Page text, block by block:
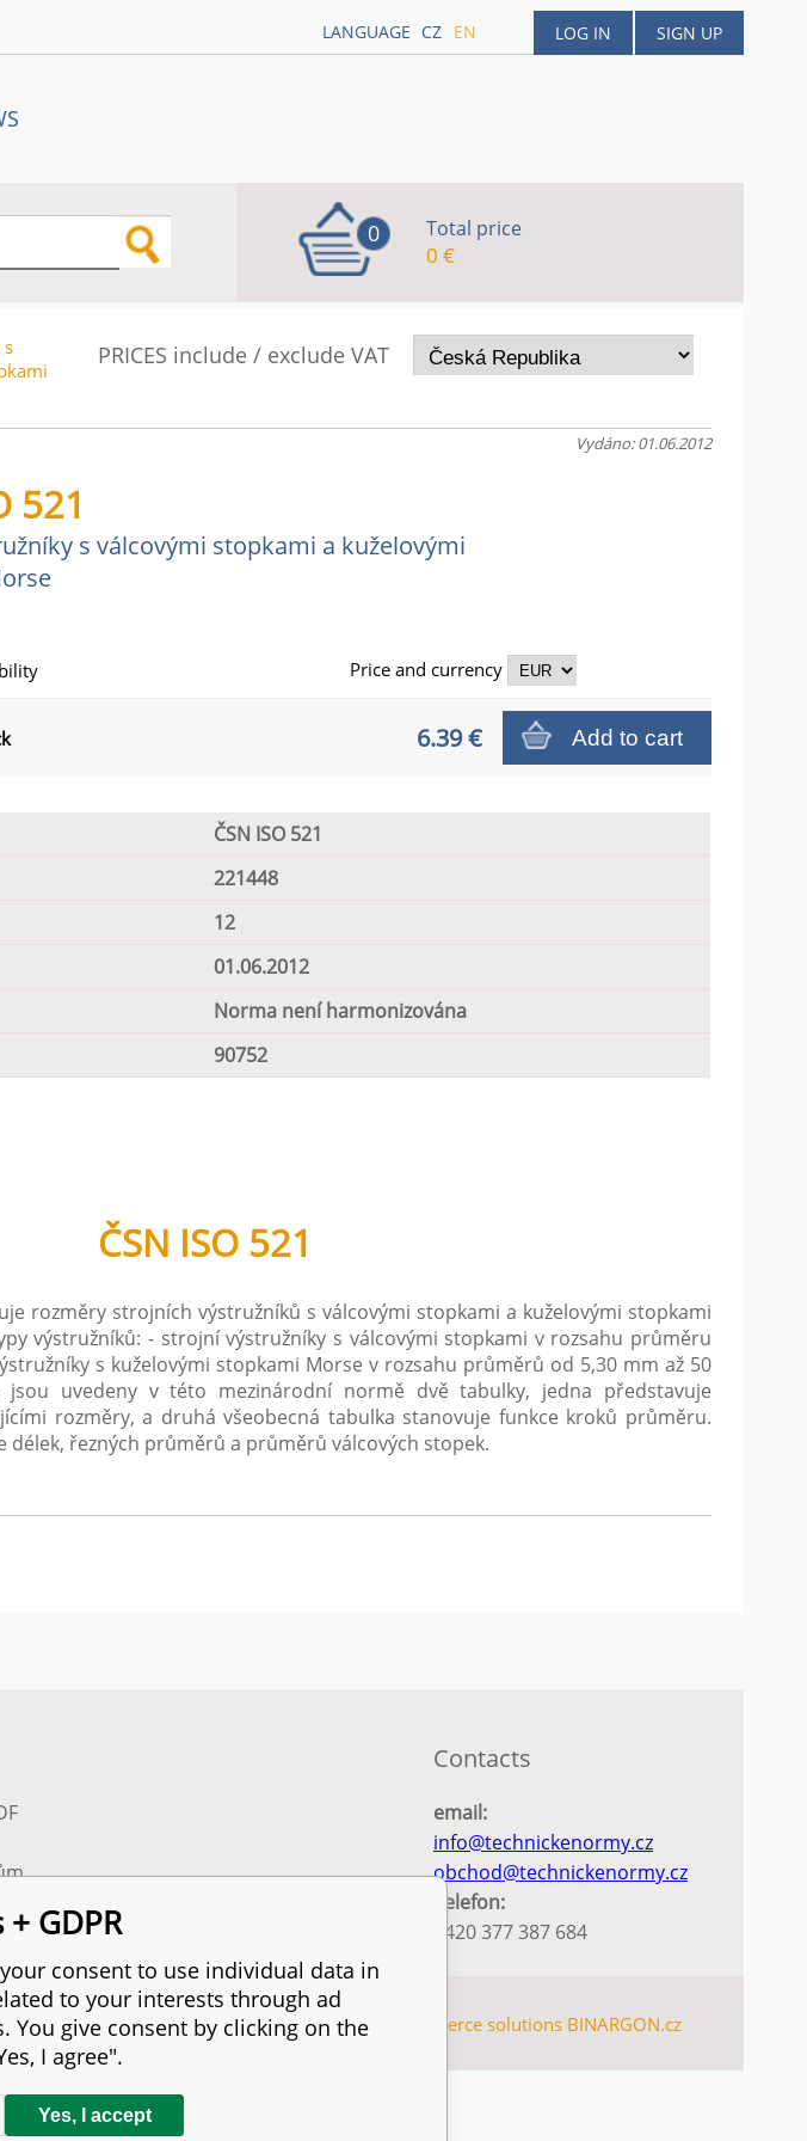
LOG IN SIGN UP
LANGUAGE CZ EN
0 Total price
0 €
PRICES include / exclude VAT
s
Vydáno: 01.06.2012
521
s válcovými stopkami a kuželovými
Price and currency
6.39 € Add to cart
ČSN ISO 521
221448
12
01.06.2012
Norma není harmonizována
90752
ČSN ISO 521
rozměry strojních výstružníků s válcovými stopkami a kuželovými stopkami
výstružníků: - strojní výstružníky s válcovými stopkami v rozsahu průměru
s kuželovými stopkami Morse v rozsahu průměrů od 5,30 mm až 50
uvedeny v této mezinárodní normě dvě tabulky, jedna představuje
rozměry, a druhá všeobecná tabulka stanovuje funkce kroků průměru.
řezných průměrů a průměrů válcových stopek.
Contacts
email:
info@technickenormy.cz
obchod@technickenormy.cz
Telefon:
+420 377 387 684
SITEMAP Ecommerce solutions BINARGON.cz
GDPR
consent to use individual data in
to your interests through ad
You give consent by clicking on the
I agree".
Yes, I accept